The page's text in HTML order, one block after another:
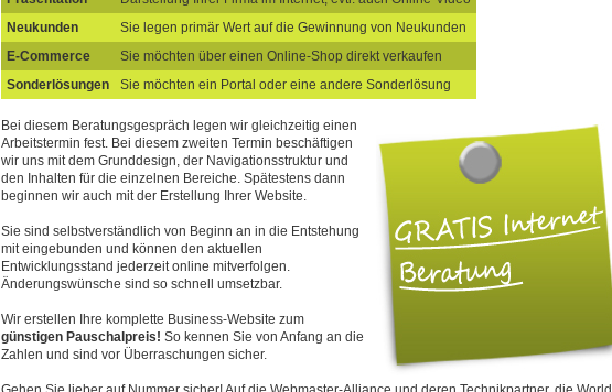
Neukunden
Sie legen primär Wert auf die Gewinnung von Neukunden
E-Commerce
Sie möchten über einen Online-Shop direkt verkaufen
Sonderlösungen
Sie möchten ein Portal oder eine andere Sonderlösung
Bei diesem Beratungsgespräch legen wir gleichzeitig einen
Arbeitstermin fest. Bei diesem zweiten Termin beschäftigen
wir uns mit dem Grunddesign, der Navigationsstruktur und
den Inhalten für die einzelnen Bereiche. Spätestens dann
beginnen wir auch mit der Erstellung Ihrer Website.
Sie sind selbstverständlich von Beginn an in die Entstehung
mit eingebunden und können den aktuellen
Entwicklungsstand jederzeit online mitverfolgen.
Änderungswünsche sind so schnell umsetzbar.
Wir erstellen Ihre komplette Business-Website zum
günstigen Pauschalpreis! So kennen Sie von Anfang an die
Zahlen und sind vor Überraschungen sicher.